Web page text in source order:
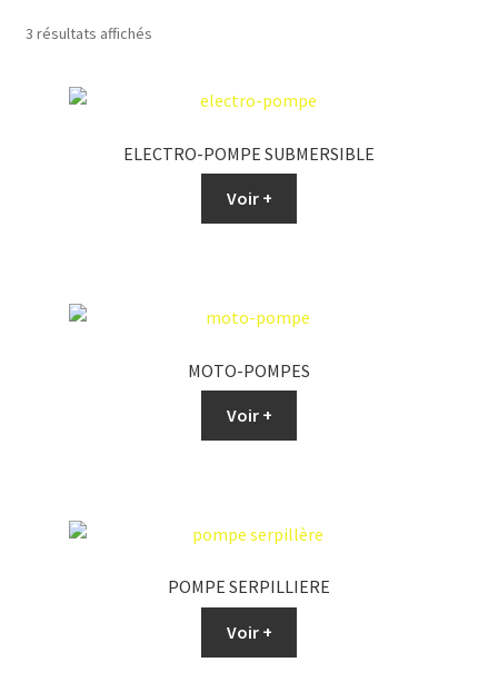
3 résultats affichés
ELECTRO-POMPE SUBMERSIBLE
Voir +
MOTO-POMPES
Voir +
POMPE SERPILLIERE
Voir +